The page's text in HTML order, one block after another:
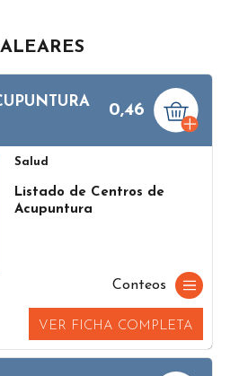
0,46
Salud
Listado de Centros de
Acupuntura
Conteos
VER FICHA COMPLETA